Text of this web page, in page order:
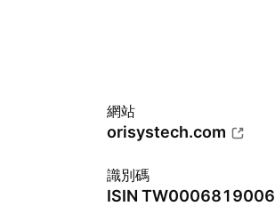
網站
orisystech.com
識別碼
ISIN TW0006819006